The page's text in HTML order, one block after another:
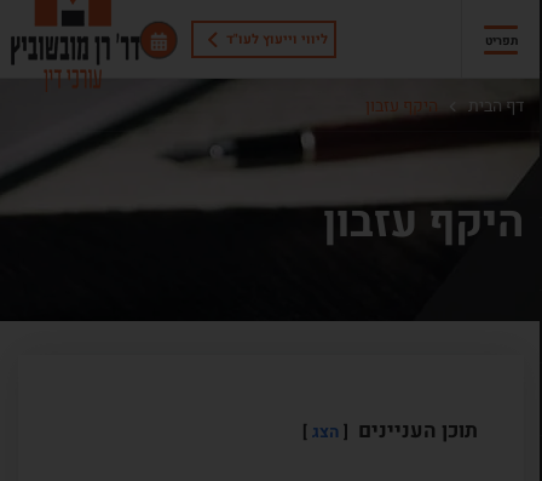
ליווי וייעוץ לעו"ד תפריט
דף הבית היקף עזבון
היקף עזבון
תוכן העניינים הצג